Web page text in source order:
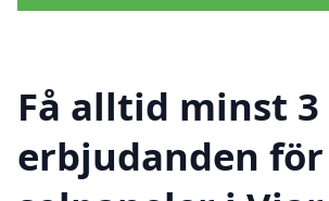
Få alltid minst 3
erbjudanden för